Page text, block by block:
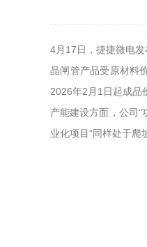
4月17日，捷捷微电
晶闸管产品受原材料
2026年2月1日起成品
产能建设方面，公司
业化项目”同样处于爬